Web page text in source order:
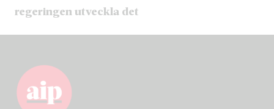
regeringen utveckla det